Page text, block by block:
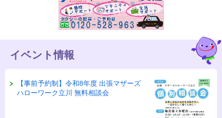
イベント情報
【事前予約制】令和8年度 出張マザーズ
ハローワーク立川 無料相談会